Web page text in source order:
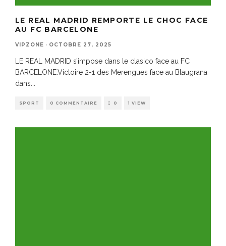
LE REAL MADRID REMPORTE LE CHOC FACE
AU FC BARCELONE
VIPZONE · OCTOBRE 27, 2025
LE REAL MADRID s’impose dans le clasico face au FC
BARCELONE.Victoire 2-1 des Merengues face au Blaugrana
dans...
SPORT 0 COMMENTAIRE 0 1 VIEW